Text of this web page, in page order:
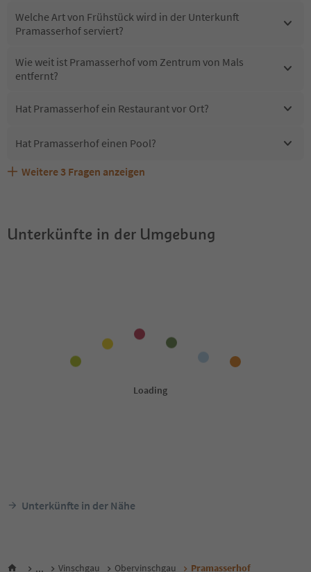
Welche Art von Frühstück wird in der Unterkunft
Pramasserhof serviert?
Wie weit ist Pramasserhof vom Zentrum von Mals
entfernt?
Hat Pramasserhof ein Restaurant vor Ort?
Hat Pramasserhof einen Pool?
Sind Haustiere in der Unterkunft Pramasserhof erlaubt?
Welche Services bietet Pramasserhof?
Erhalten die Gäste von Pramasserhof einen Südtirol
Weitere 3 Fragen anzeigen
Unterkünfte in der Umgebung
Unterkünfte in der Nähe
... Vinschgau Obervinschgau Pramasserhof